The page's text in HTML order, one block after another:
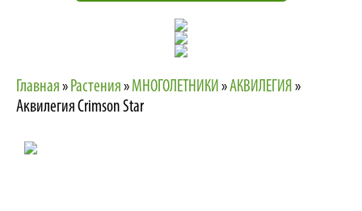
Главная» Растения»МНОГОЛЕТНИКИ »АКВИЛЕГИЯ »
Аквилегия Crimson Star